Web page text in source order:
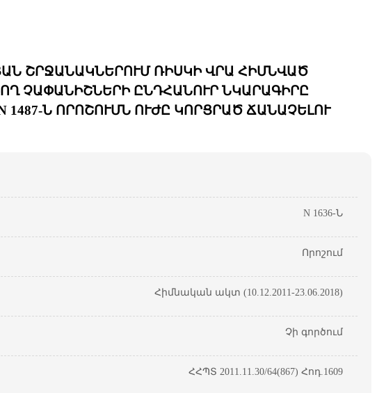
ՇՐՋԱՆԱԿՆԵՐՈՒՄ ՌԻՍԿԻ ՎՐԱ ՀԻՄՆՎԱԾ
ՉԱՓԱՆԻՇՆԵՐԻ ԸՆԴՀԱՆՈՒՐ ՆԿԱՐԱԳԻՐԸ
Ն ՈՐՈՇՈՒՄՆ ՈՒԺԸ ԿՈՐՑՐԱԾ ՃԱՆԱՉԵԼՈՒ
N 1636-Ն
Որոշում
Հիմնական ակտ (10.12.2011-23.06.2018)
Չի գործում
ՀՀՊՏ 2011.11.30/64(867) Հոդ.1609